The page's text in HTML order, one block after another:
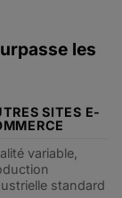
les
SITES E-
variable,
standard